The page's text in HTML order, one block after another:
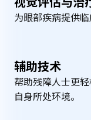
域
为眼部疾病提供
辅助技术
帮助残障人士更
自身所处环境。